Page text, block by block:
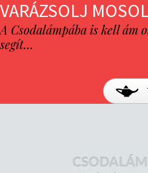
VARÁZSOLJ
A Csodalámpába is kell ám
segít…